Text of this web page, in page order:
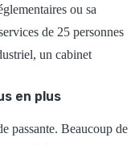
ou sa
de 25 personnes
un cabinet
en plus
passante. Beaucoup de